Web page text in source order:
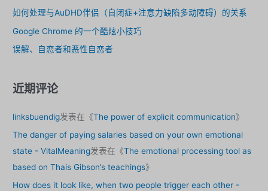
如何处理与AuDHD伴侣（自闭症+注意力缺陷多动障碍）的关系
Google Chrome 的一个酷炫小技巧
误解、自恋者和恶性自恋者
近期评论
linksbuendig发表在《The power of explicit communication》
The danger of paying salaries based on your own emotional
state - VitalMeaning发表在《The emotional processing tool as
based on Thais Gibson’s teachings》
How does it look like, when two people trigger each other -